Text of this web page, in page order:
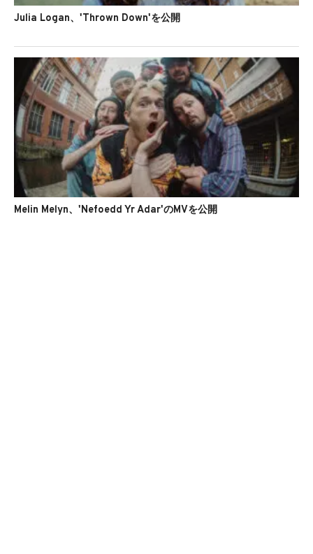
Julia Logan、'Thrown Down'を公開
Melin Melyn、'Nefoedd Yr Adar'のMVを公開